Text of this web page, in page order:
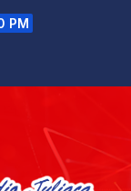
PM